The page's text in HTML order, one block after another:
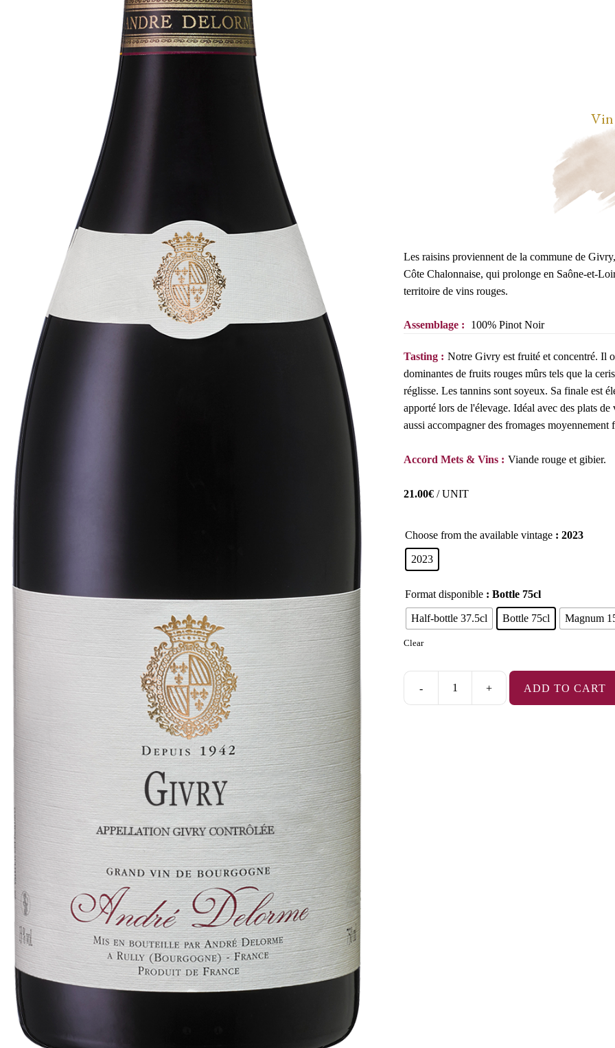
Vin
Les raisins proviennent de la commune de
Côte Chalonnaise, qui prolonge en Saône-et-
territoire de vins rouges.
Assemblage : 100% Pinot Noir
Tasting : Notre Givry est fruité et concentré. Il
dominantes de fruits rouges mûrs tels que la
réglisse. Les tannins sont soyeux. Sa finale est
apporté lors de l'élevage. Idéal avec des plats
aussi accompagner des fromages moyennement
Accord Mets & Vins : Viande rouge et gibier.
21.00€ / UNIT
Choose from the available vintage : 2023
2023
Format disponible : Bottle 75cl
Half-bottle 37.5cl Bottle 75cl Magnum
Clear
- + ADD TO CART